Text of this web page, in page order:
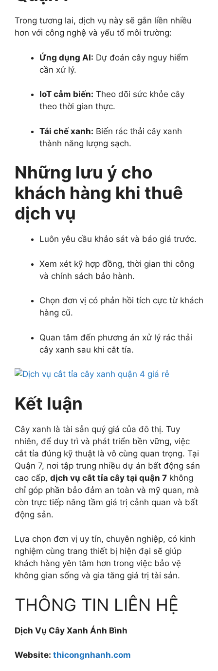
Trong tương lai, dịch vụ này sẽ gắn liền nhiều
hơn với công nghệ và yếu tố môi trường:
Ứng dụng AI: Dự đoán cây nguy hiểm
cần xử lý.
IoT cảm biến: Theo dõi sức khỏe cây
theo thời gian thực.
Tái chế xanh: Biến rác thải cây xanh
thành năng lượng sạch.
Những lưu ý cho
khách hàng khi thuê
dịch vụ
Luôn yêu cầu khảo sát và báo giá trước.
Xem xét kỹ hợp đồng, thời gian thi công
và chính sách bảo hành.
Chọn đơn vị có phản hồi tích cực từ khách
hàng cũ.
Quan tâm đến phương án xử lý rác thải
cây xanh sau khi cắt tỉa.
Kết luận
Cây xanh là tài sản quý giá của đô thị. Tuy
nhiên, để duy trì và phát triển bền vững, việc
cắt tỉa đúng kỹ thuật là vô cùng quan trọng. Tại
Quận 7, nơi tập trung nhiều dự án bất động sản
cao cấp, dịch vụ cắt tỉa cây tại quận 7 không
chỉ góp phần bảo đảm an toàn và mỹ quan, mà
còn trực tiếp nâng tầm giá trị cảnh quan và bất
động sản.
Lựa chọn đơn vị uy tín, chuyên nghiệp, có kinh
nghiệm cùng trang thiết bị hiện đại sẽ giúp
khách hàng yên tâm hơn trong việc bảo vệ
không gian sống và gia tăng giá trị tài sản.
THÔNG TIN LIÊN HỆ
Dịch Vụ Cây Xanh Ánh Bình
Website: thicongnhanh.com